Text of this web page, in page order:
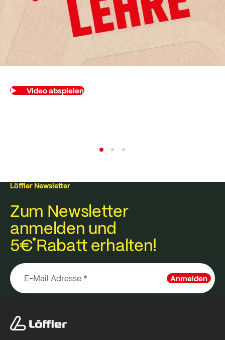
Video abspielen
Löffler Newsletter
Zum Newsletter
anmelden und
5€Rabatt erhalten!
Anmelden